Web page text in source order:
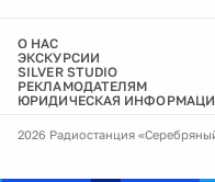
О НАС
ЭКСКУРСИИ
SILVER STUDIO
РЕКЛАМОДАТЕЛЯМ
ЮРИДИЧЕСКАЯ
2026 Радиостанция